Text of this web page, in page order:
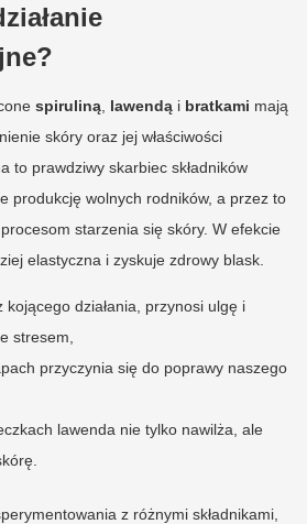
spiruliną lawendą i bratkami mają
skóry oraz jej właściwości
to prawdziwy skarbiec składników
produkcję wolnych rodników, a przez to
starzenia się skóry. W efekcie
elastyczna i zyskuje zdrowy blask.
kojącego działania, przynosi ulgę i
stresem,
przyczynia się do poprawy naszego
lawenda nie tylko nawilża, ale
z różnymi składnikami,